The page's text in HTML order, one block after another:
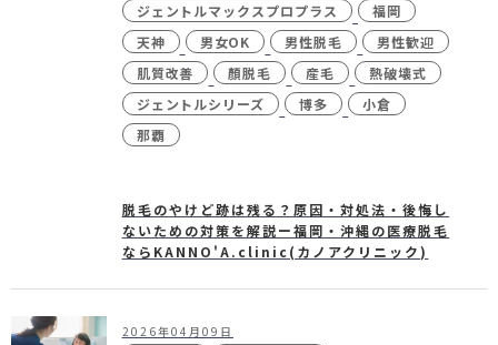
24時間受付
WEB予約
メール
お問い合わせ
個人情報保護方針 特定商取引法に基づく表記
ジェントルマックスプロプラス
福岡
天神
男女OK 男性脱毛
男性歓迎
肌質改善
顏脱毛 産毛
熱破壊式
ジェントルシリーズ
博多
小倉
那覇
脱毛のやけど跡は残る？原因・対処法・後悔し
ないための対策を解説ー福岡・沖縄の医療脱毛
ならKANNO'A.clinic(カノアクリニック)
2026年04月09日